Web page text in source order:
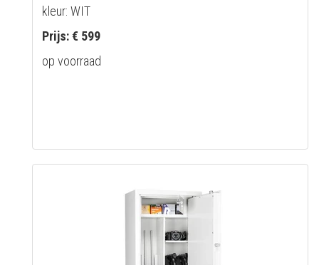
kleur: WIT
Prijs: € 599
op voorraad